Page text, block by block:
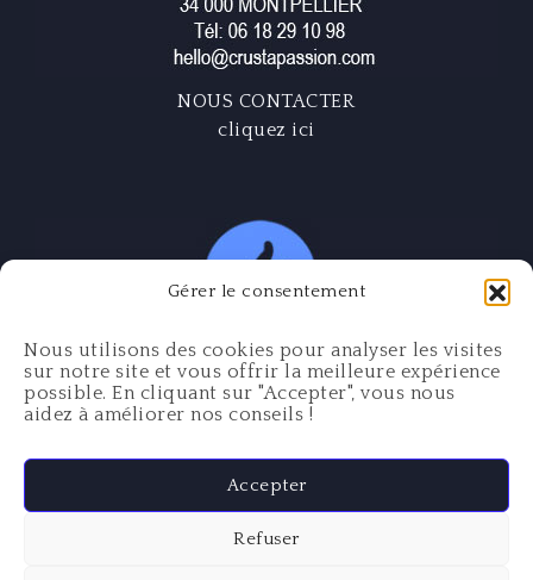
Gérer le consentement
Nous utilisons des cookies pour analyser les visites
sur notre site et vous offrir la meilleure expérience
possible. En cliquant sur "Accepter", vous nous
aidez à améliorer nos conseils !
Accepter
Refuser
NOUS CONTACTER
cliquez ici
Mentions légales